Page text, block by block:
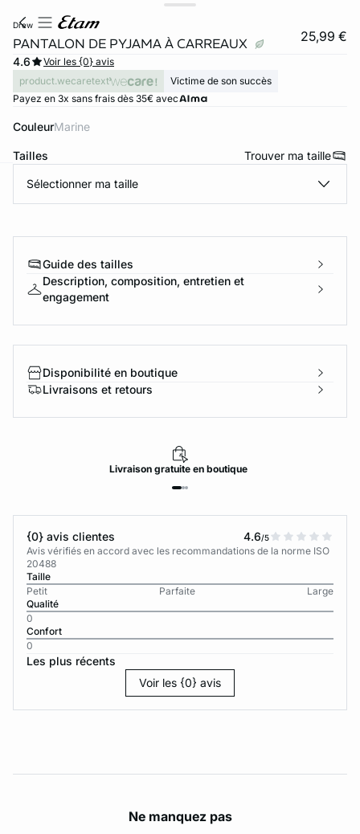
drew
PANTALON DE PYJAMA À CARREAUX 25,99 €
4.6
Voir les {0} avis
product.wecaretext
Victime de son succès
Payez en 3x sans frais dès 35€ avec
Couleur marine
Tailles Trouver ma taille
Sélectionner ma taille
Guide des tailles
Description, composition, entretien et
engagement
Disponibilité en boutique
Livraisons et retours
Livraisongratuiteen boutique
{0} avis clientes 4.6/5
Avis vérifiés en accord avec les recommandations de la norme ISO
20488
Taille
Petit
Parfaite
Large
Qualité
0
Confort
0
Les plus récents
Voir les {0} avis
Ne manquez pas